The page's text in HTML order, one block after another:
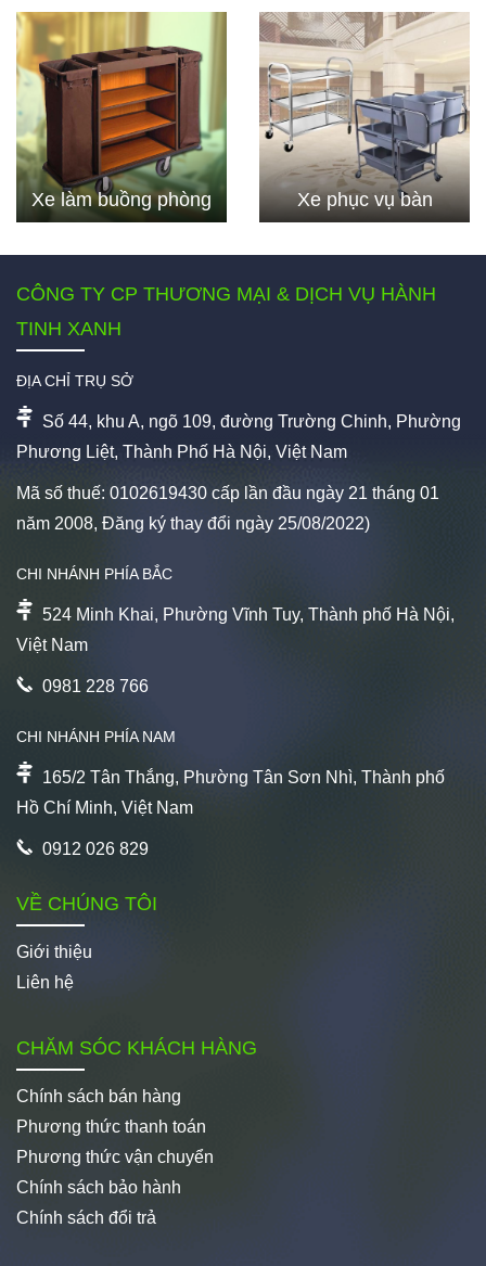
Xe làm buồng phòng Xe phục vụ bàn
CÔNG TY CP THƯƠNG MẠI & DỊCH VỤ HÀNH
TINH XANH
ĐỊA CHỈ TRỤ SỞ
Số 44, khu A, ngõ 109, đường Trường Chinh, Phường
Phương Liệt, Thành Phố Hà Nội, Việt Nam
Mã số thuế: 0102619430 cấp lần đầu ngày 21 tháng 01
năm 2008, Đăng ký thay đổi ngày 25/08/2022)
CHI NHÁNH PHÍA BẮC
524 Minh Khai, Phường Vĩnh Tuy, Thành phố Hà Nội,
Việt Nam
0981 228 766
CHI NHÁNH PHÍA NAM
165/2 Tân Thắng, Phường Tân Sơn Nhì, Thành phố
Hồ Chí Minh, Việt Nam
0912 026 829
VỀ CHÚNG TÔI
Giới thiệu
Liên hệ
CHĂM SÓC KHÁCH HÀNG
Chính sách bán hàng
Phương thức thanh toán
Phương thức vận chuyển
Chính sách bảo hành
Chính sách đổi trả